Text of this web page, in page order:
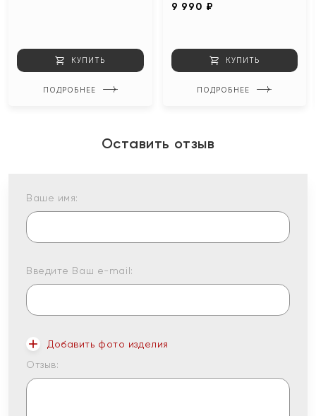
КУПИТЬ
ПОДРОБНЕЕ
9 990 ₽
КУПИТЬ
ПОДРОБНЕЕ
Оставить отзыв
Ваше имя:
Введите Ваш e-mail:
Добавить фото изделия
Отзыв: